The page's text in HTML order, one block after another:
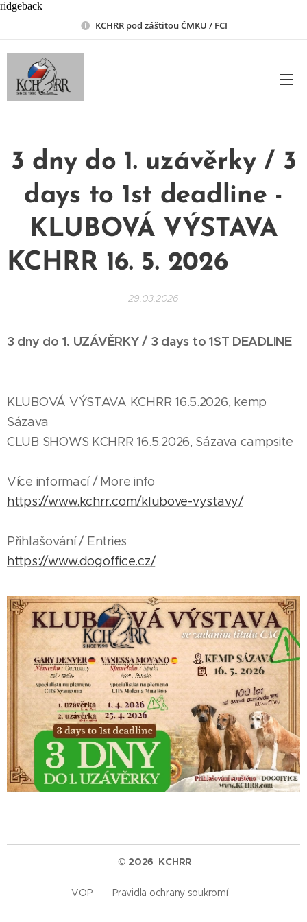
ridgeback
KCHRR pod záštitou ČMKU / FCI
3 dny do 1. uzávěrky / 3
days to 1st deadline -
KLUBOVÁ VÝSTAVA
KCHRR 16. 5. 2026
29.03.2026
3 dny do 1. UZÁVĚRKY / 3 days to 1ST DEADLINE
KLUBOVÁ VÝSTAVA KCHRR 16.5.2026, kemp
Sázava
CLUB SHOWS KCHRR 16.5.2026, Sázava campsite
Více informací / More info
https://www.kchrr.com/klubove-vystavy/
Přihlašování / Entries
https://www.dogoffice.cz/
© 2026 KCHRR
VOP Pravidla ochrany soukromí